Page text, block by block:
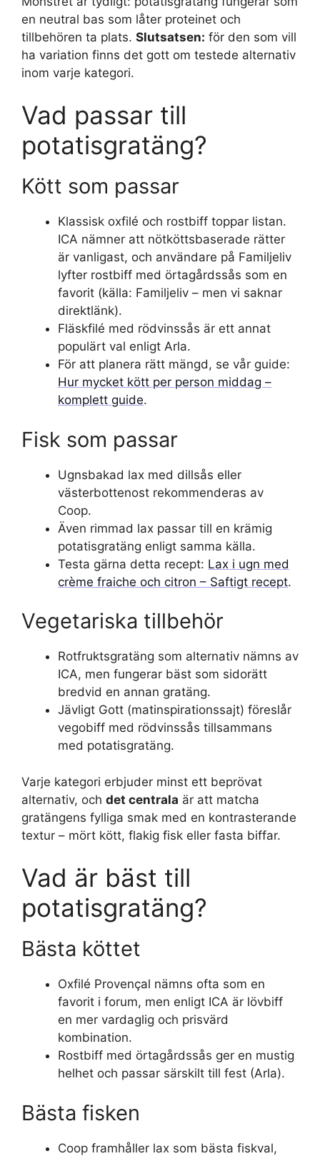
en neutral bas som låter proteinet och
tillbehören ta plats. Slutsatsen: för den som vill
ha variation finns det gott om testede alternativ
inom varje kategori.
Vad passar till
potatisgratäng?
Kött som passar
Klassisk oxfilé och rostbiff toppar listan.
ICA nämner att nötköttsbaserade rätter
är vanligast, och användare på Familjeliv
lyfter rostbiff med örtagårdssås som en
favorit (källa: Familjeliv – men vi saknar
direktlänk).
Fläskfilé med rödvinssås är ett annat
populärt val enligt Arla.
För att planera rätt mängd, se vår guide:
Hur mycket kött per person middag –
komplett guide.
Fisk som passar
Ugnsbakad lax med dillsås eller
västerbottenost rekommenderas av
Coop.
Även rimmad lax passar till en krämig
potatisgratäng enligt samma källa.
Testa gärna detta recept: Lax i ugn med
crème fraiche och citron – Saftigt recept.
Vegetariska tillbehör
Rotfruktsgratäng som alternativ nämns av
ICA, men fungerar bäst som sidorätt
bredvid en annan gratäng.
Jävligt Gott (matinspirationssajt) föreslår
vegobiff med rödvinssås tillsammans
med potatisgratäng.
Varje kategori erbjuder minst ett beprövat
alternativ, och det centrala är att matcha
gratängens fylliga smak med en kontrasterande
textur – mört kött, flakig fisk eller fasta biffar.
Vad är bäst till
potatisgratäng?
Bästa köttet
Oxfilé Provençal nämns ofta som en
favorit i forum, men enligt ICA är lövbiff
en mer vardaglig och prisvärd
kombination.
Rostbiff med örtagårdssås ger en mustig
helhet och passar särskilt till fest (Arla).
Bästa fisken
Coop framhåller lax som bästa fiskval,